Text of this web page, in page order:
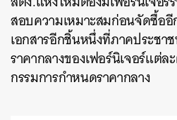
สอบความเหมาะสมก่อนจัดซื้อ
เอกสารอีกชิ้นหนึ่งที่ภาคประชา
ราคากลางของเฟอร์นิเจอร์แต่ล
กรรมการกำหนดราคากลาง